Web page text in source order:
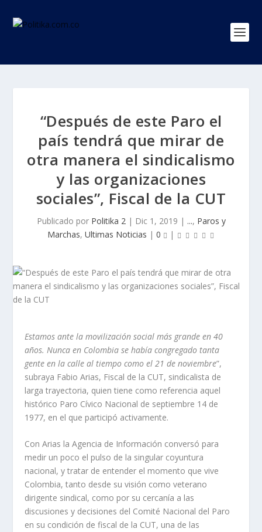
“Después de este Paro el
país tendrá que mirar de
otra manera el sindicalismo
y las organizaciones
sociales”, Fiscal de la CUT
Publicado por Politika 2| Dic 1, 2019 | ..., Paros y
Marchas, Ultimas Noticias | 0 |
Estamos ante la movilización social más grande en 40
años. Nunca en Colombia se había congregado tanta
gente en la calle al tiempo como el 21 de noviembre”,
subraya Fabio Arias, Fiscal de la CUT, sindicalista de
larga trayectoria, quien tiene como referencia aquel
histórico Paro Cívico Nacional de septiembre 14 de
1977, en el que participó activamente.
Con Arias la Agencia de Información conversó para
medir un poco el pulso de la singular coyuntura
nacional, y tratar de entender el momento que vive
Colombia, tanto desde su visión como veterano
dirigente sindical, como por su cercanía a las
discusiones y decisiones del Comité Nacional del Paro
en su condición de fiscal de la CUT, una de las